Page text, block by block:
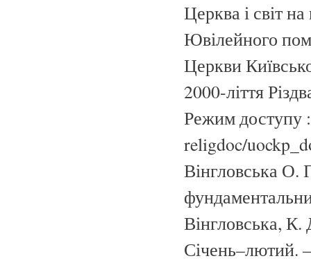
Церква і світ
Ювілейного
Церкви
2000-ліття
Режим доступу
religdoc/
Вінгловська О.
Вінгловська,
Січень–лютий.